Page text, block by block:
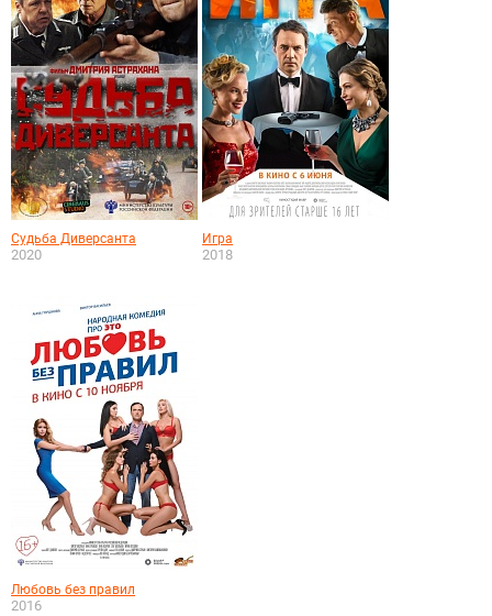
Судьба Диверсанта
2020
Игра
2018
Любовь без правил
2016